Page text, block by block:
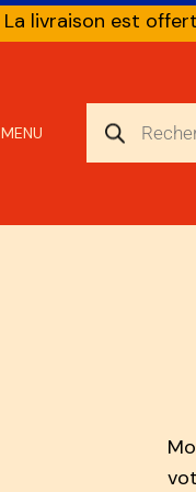
La livraison est
MENU